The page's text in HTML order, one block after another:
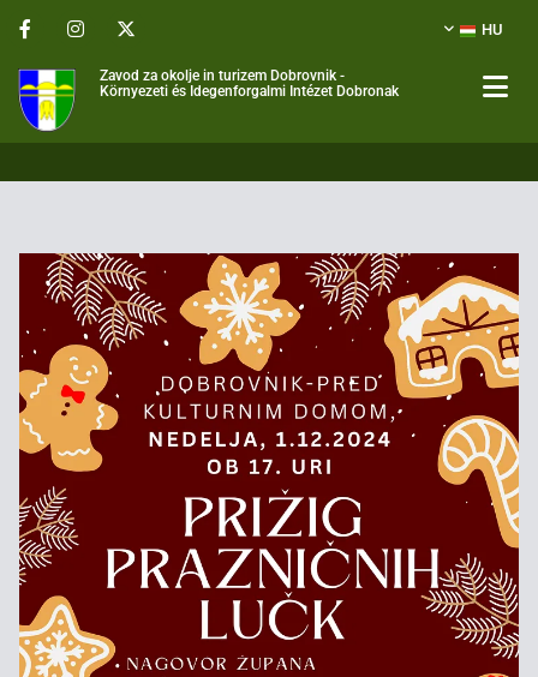
HU
Zavod za okolje in turizem Dobrovnik -
Környezeti és Idegenforgalmi Intézet Dobronak